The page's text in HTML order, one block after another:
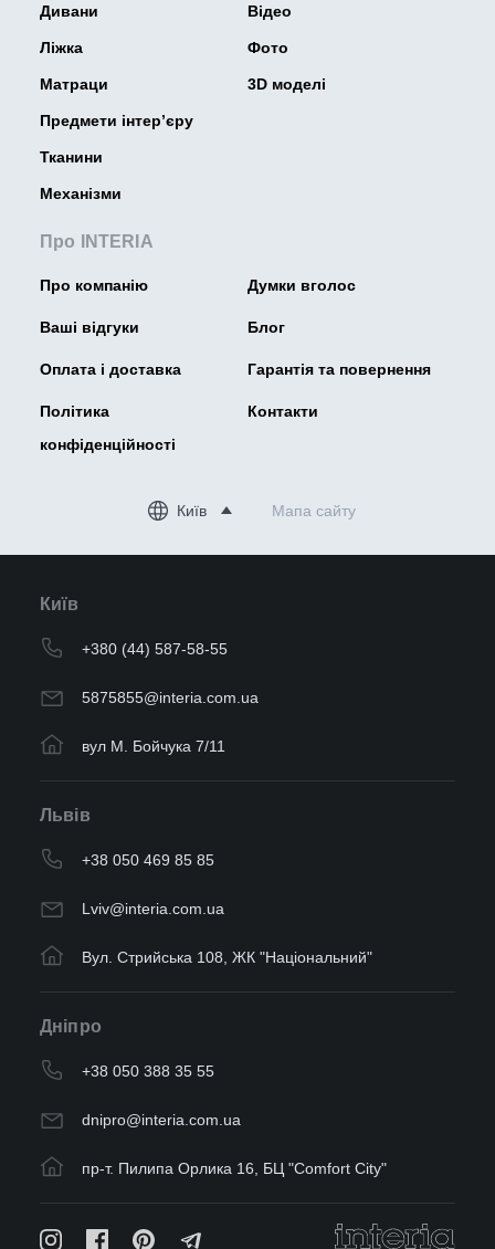
Дивани
Ліжка
Матраци
Предмети інтер’єру
Тканини
Механізми
Про INTERIA
Про компанію Думки вголос
Ваші відгуки Блог
Оплата і доставка Гарантія та повернення
Політика
конфіденційності
Контакти
Відео
Фото
3D моделі
Київ Мапа сайту
Київ
+380 (44) 587-58-55
5875855@interia.com.ua
вул М. Бойчука 7/11
Львів
+38 050 469 85 85
Lviv@interia.com.ua
Вул. Стрийська 108, ЖК "Національний"
Дніпро
+38 050 388 35 55
dnipro@interia.com.ua
пр-т. Пилипа Орлика 16, БЦ "Comfort City"